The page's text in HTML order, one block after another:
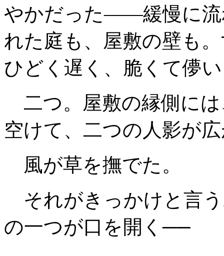
やかだった――緩慢に流
れた庭も、屋敷の壁も
ひどく遅く、脆くて儚
二つ。屋敷の縁側に
空けて、二つの人影が
風が草を撫でた。
それがきっかけと言
の一つが口を開く──